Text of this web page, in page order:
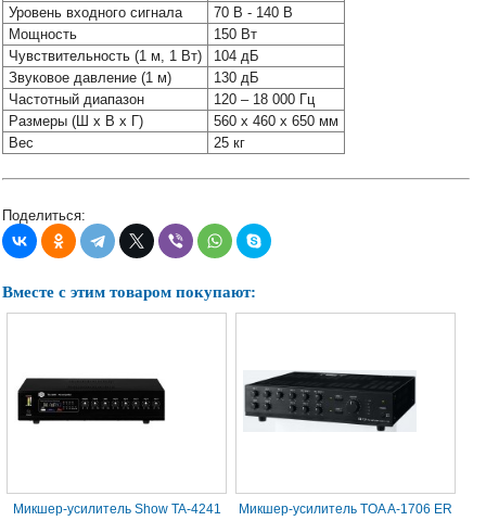
соцсетях:
Уровень входного сигнала
70 В - 140 В
Мощность
150 Вт
Чувствительность (1 м, 1 Вт)
104 дБ
Звуковое давление (1 м)
130 дБ
Частотный диапазон
120 – 18 000 Гц
Размеры (Ш x В x Г)
560 х 460 х 650 мм
Вес
25 кг
Поделиться:
Вместе с этим товаром покупают:
Микшер-усилитель Show TA-4241 Микшер-усилитель TOA A-1706 ER